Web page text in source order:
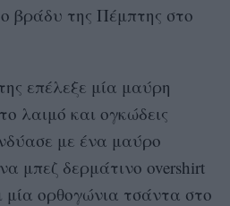
βράδυ της Πέμπτης στο
επέλεξε μία μαύρη
λαιμό και ογκώδεις
με ένα μαύρο
μπεζ δερμάτινο overshirt
μία ορθογώνια τσάντα στο